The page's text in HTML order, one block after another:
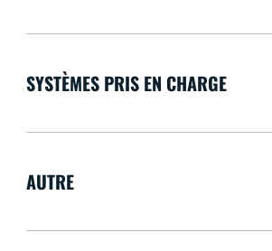
SYSTÈMES PRIS EN CHARGE
AUTRE